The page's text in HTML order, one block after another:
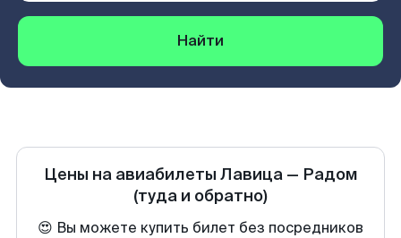
Найти
Цены на авиабилеты Лавица— Радом
(туда и обратно)
😍 Вы можете купить билет без посредников